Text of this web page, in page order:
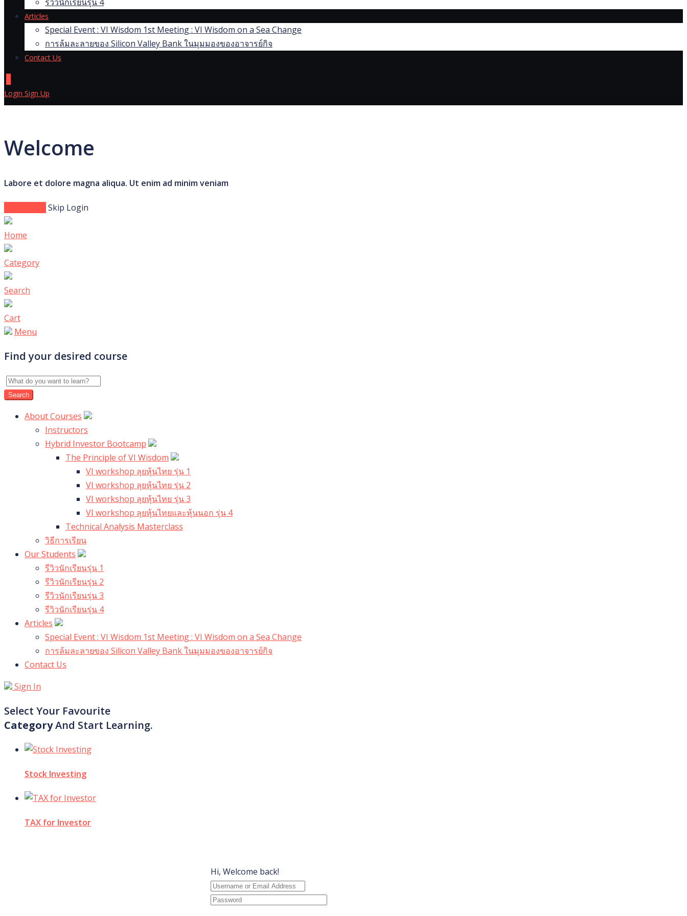
Articles
Special Event : VI Wisdom 1st Meeting : VI Wisdom on a Sea Change
การล้มละลายของ Silicon Valley Bank ในมุมมองของอาจารย์กิจ
Contact Us
Login Sign Up
Welcome
Labore et dolore magna aliqua. Ut enim ad minim veniam
Skip Login
Home
Category
Search
Cart
Menu
Find your desired course
About Courses
Instructors
Hybrid Investor Bootcamp
The Principle of VI Wisdom
VI workshop ลุยหุ้นไทย รุ่น 1
VI workshop ลุยหุ้นไทย รุ่น 2
VI workshop ลุยหุ้นไทย รุ่น 3
VI workshop ลุยหุ้นไทยและหุ้นนอก รุ่น 4
Technical Analysis Masterclass
วิธีการเรียน
Our Students
รีวิวนักเรียนรุ่น 1
รีวิวนักเรียนรุ่น 2
รีวิวนักเรียนรุ่น 3
รีวิวนักเรียนรุ่น 4
Articles
Special Event : VI Wisdom 1st Meeting : VI Wisdom on a Sea Change
การล้มละลายของ Silicon Valley Bank ในมุมมองของอาจารย์กิจ
Contact Us
Sign In
Select Your Favourite
CategoryAnd Start Learning.
Stock Investing
TAX for Investor
Hi, Welcome back!